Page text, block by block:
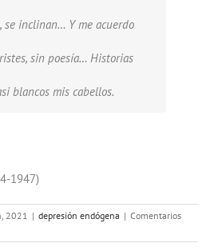
se inclinan… Y me acuerdo
sin poesía… Historias
blancos mis cabellos.
1947)
2021 | depresión endógena | Comentarios